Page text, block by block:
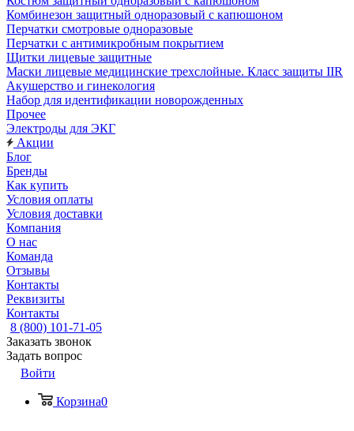
Комбинезон защитный одноразовый с капюшоном
Перчатки смотровые одноразовые
Перчатки с антимикробным покрытием
Щитки лицевые защитные
Маски лицевые медицинские трехслойные. Класс защиты IIR
Акушерство и гинекология
Набор для идентификации новорожденных
Прочее
Электроды для ЭКГ
Акции
Блог
Бренды
Как купить
Условия оплаты
Условия доставки
Компания
О нас
Команда
Отзывы
Контакты
Реквизиты
Контакты
8 (800) 101-71-05
Заказать звонок
Задать вопрос
Войти
Корзина0